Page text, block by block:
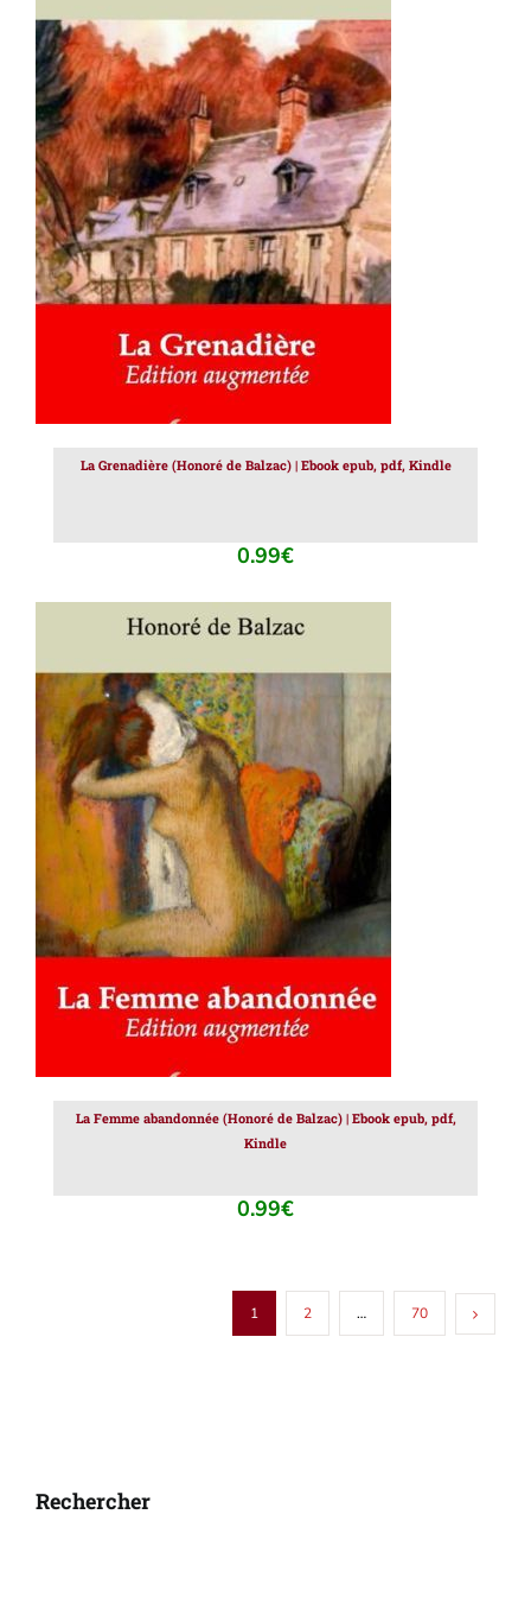
AJOUTER AU PANIER DÉTAILS
La Grenadière (Honoré de Balzac) | Ebook epub, pdf, Kindle
0.99€
AJOUTER AU PANIER / DÉTAILS
La Femme abandonnée (Honoré de Balzac) | Ebook epub, pdf,
Kindle
0.99€
1 2 … 70
Rechercher